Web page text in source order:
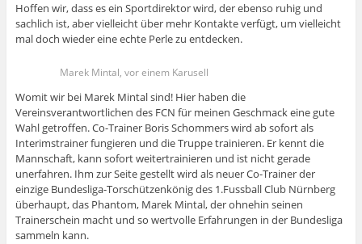
Hoffen wir, dass es ein Sportdirektor wird, der ebenso ruhig und
sachlich ist, aber vielleicht über mehr Kontakte verfügt, um vielleicht
mal doch wieder eine echte Perle zu entdecken.
Marek Mintal, vor einem Karusell
Womit wir bei Marek Mintal sind! Hier haben die
Vereinsverantwortlichen des FCN für meinen Geschmack eine gute
Wahl getroffen. Co-Trainer Boris Schommers wird ab sofort als
Interimstrainer fungieren und die Truppe trainieren. Er kennt die
Mannschaft, kann sofort weitertrainieren und ist nicht gerade
unerfahren. Ihm zur Seite gestellt wird als neuer Co-Trainer der
einzige Bundesliga-Torschützenkönig des 1.Fussball Club Nürnberg
überhaupt, das Phantom, Marek Mintal, der ohnehin seinen
Trainerschein macht und so wertvolle Erfahrungen in der Bundesliga
sammeln kann.